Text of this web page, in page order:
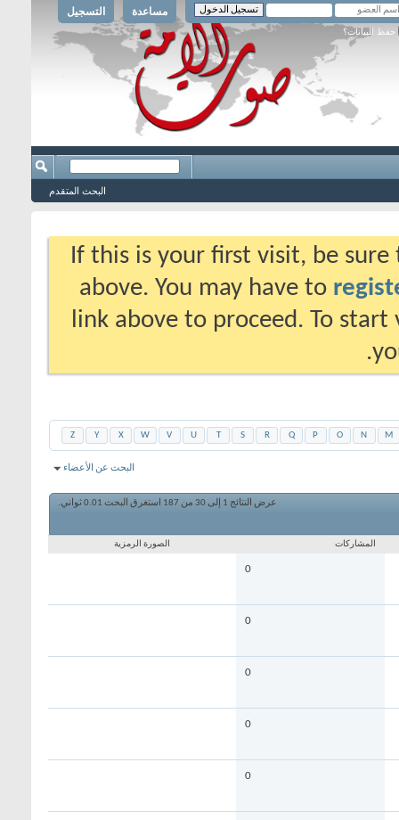
التسجيل مساعدة
حفظ البيانات؟
البحث المتقدم
If this is your first visit, be
above. You may have to
link above to proceed. To
M
N
O
P
Q
R
S
T
U
V
W
X
Y
Z
البحث عن الأعضاء
عرض النتائج 1 إلى 30 من 187 استغرق البحث 0.01ثواني.
المشاركات الصورة الرمزية
0
0
0
0
0